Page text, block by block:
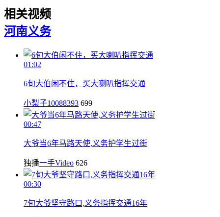
相关视频
河南义务
01:02
6旬大伯闲不住，买大喇叭指挥交通
小梨子10088393 699
00:47
大爷当6年马路天使,义务护学生过街
独播一手Video 626
00:30
7旬大爷坚守路口,义务指挥交通16年